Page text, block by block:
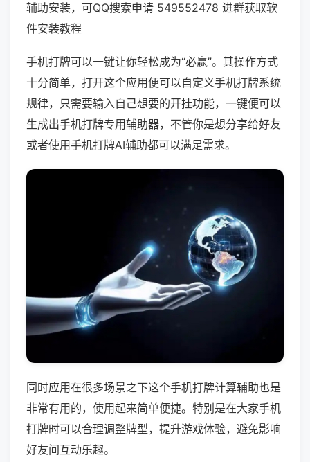
辅助安装，可QQ搜索申请 549552478 进群获取软
件安装教程
手机打牌可以一键让你轻松成为“必赢”。其操作方式
十分简单，打开这个应用便可以自定义手机打牌系统
规律，只需要输入自己想要的开挂功能，一键便可以
生成出手机打牌专用辅助器，不管你是想分享给好友
或者使用手机打牌AI辅助都可以满足需求。
同时应用在很多场景之下这个手机打牌计算辅助也是
非常有用的，使用起来简单便捷。特别是在大家手机
打牌时可以合理调整牌型，提升游戏体验，避免影响
好友间互动乐趣。